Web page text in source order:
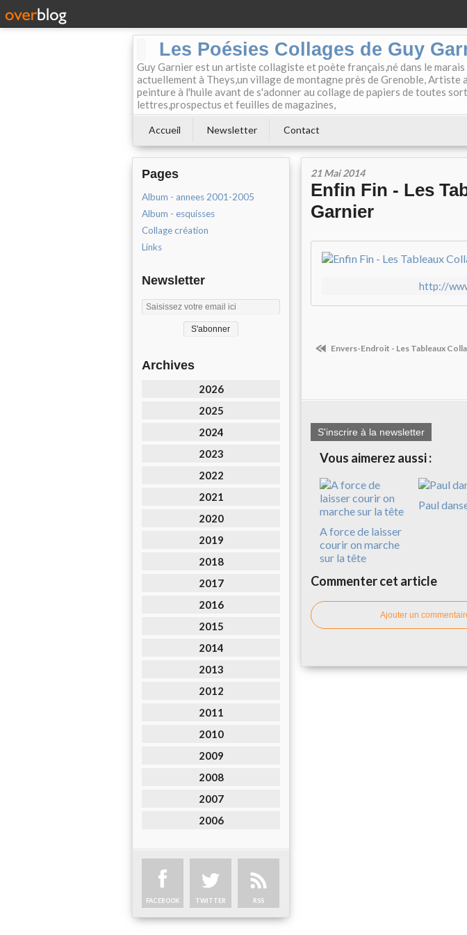
Les Poésies Collages de Guy
Guy Garnier est un artiste collagiste et poète français,né dans le
actuellement à Theys,un village de montagne près de Grenoble,
peinture à l'huile avant de s'adonner au collage de papiers de toutes
lettres,prospectus et feuilles de magazines,
Accueil Newsletter Contact
Pages
Album - annees 2001-2005
Album - esquisses
Collage création
Links
Newsletter
Archives
2026
2025
2024
2023
2022
2021
2020
2019
2018
2017
2016
2015
2014
2013
2012
2011
2010
2009
2008
2007
2006
FACEBOOK TWITTER RSS
21 Mai 2014
Enfin Fin - Les
Garnier
http://
Envers-Endroit - Les Tableaux
S'inscrire à la newsletter
Vous aimerez aussi :
A force de laisser
courir on marche
sur la tête
Paul
Commenter cet article
Ajouter un